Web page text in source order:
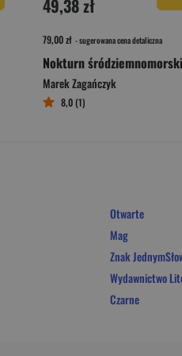
49,38 zł
79,00 zł - sugerowana cena detaliczna
Nokturn śródziemnomorski
Marek Zagańczyk
8,0 (1)
Otwarte
Mag
Znak
Wydawnictwo
Czarne